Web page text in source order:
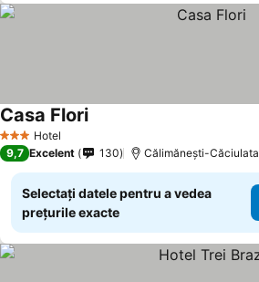
3 SteleHotel
Casa FloriVedeți prețurile
9,7 Excelent 130 Călimănești-Căciulata
Selectați datele pentru a vedea
prețurile exacte